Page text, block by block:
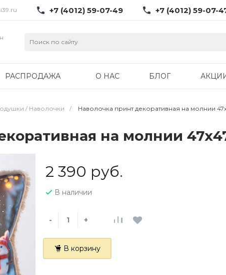
+7 (4012) 59-07-49 +7 (4012) 59-07-
РАСПРОДАЖА О НАС БЛОГ
/ Наволочки / Наволочка принт декоративная на молнии
на молнии
2 390 руб.
В наличии
- +
В корзину